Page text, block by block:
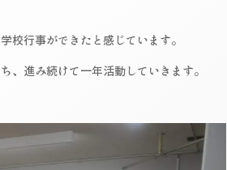
校行事ができたと感じています。
、進み続けて一年活動していきます。